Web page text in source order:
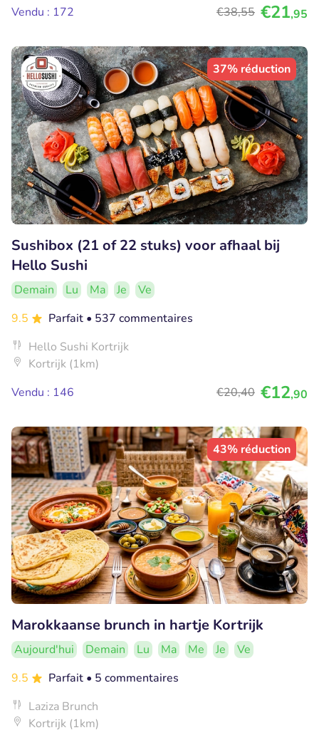
Vendu : 172
€38,55 €21,95
37% réduction
Sushibox (21 of 22 stuks) voor afhaal bij
Hello Sushi
Demain Lu Ma Je
Ve
9.5
Parfait • 537 commentaires
Hello Sushi Kortrijk
Kortrijk (1km)
Vendu : 146
€20,40 €12,90
43% réduction
Marokkaanse brunch in hartje Kortrijk
Aujourd'hui Demain Lu Ma Me Je
Ve
9.5
Parfait • 5 commentaires
Laziza Brunch
Kortrijk (1km)